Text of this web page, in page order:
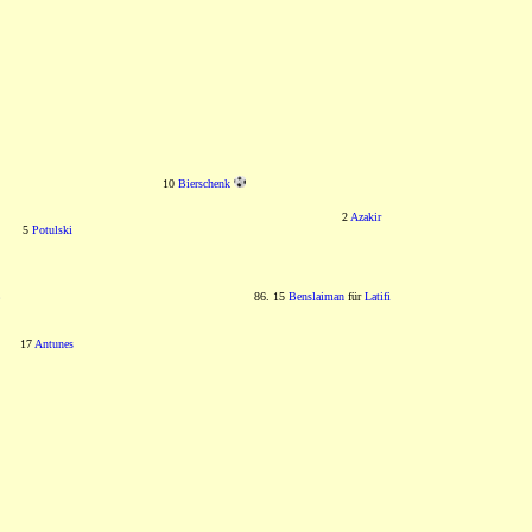
10 Bierschenk
5 Potulski
2 Azakir
86. 15 BenslaimanfürLatifi
17 Antunes